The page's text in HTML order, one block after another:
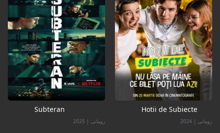
Hotii de Subiecte
رومانی |
2024
Subteran
رومانی |
2025